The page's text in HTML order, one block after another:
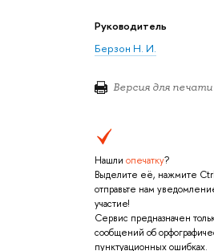
Руководитель
Берзон Н. И.
Версия для печати
Нашли опечатку?
Выделите её, нажмите
отправьте нам
участие!
Сервис предназначен
сообщений об
пунктуационных ошибках.